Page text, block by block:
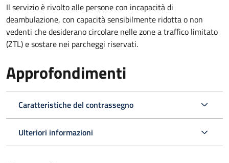
Il servizio è rivolto alle persone con incapacità di
deambulazione, con capacità sensibilmente ridotta o non
vedenti che desiderano circolare nelle zone a traffico limitato
(ZTL) e sostare nei parcheggi riservati.
Approfondimenti
Caratteristiche del contrassegno
Ulteriori informazioni